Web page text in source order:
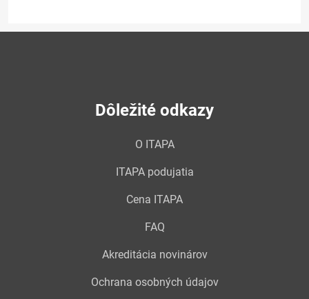
Dôležité odkazy
O ITAPA
ITAPA podujatia
Cena ITAPA
FAQ
Akreditácia novinárov
Ochrana osobných údajov